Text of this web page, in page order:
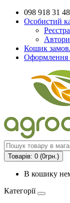
098 918 31
Особистий
Кошик
Оформлення
Товарів: 0 (0грн.)
В кошику
Категорії